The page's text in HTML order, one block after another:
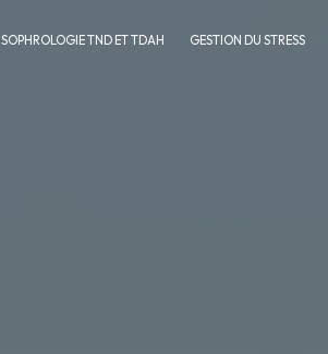
SOPHROLOGIE TND ET TDAH GESTION DU STRESS